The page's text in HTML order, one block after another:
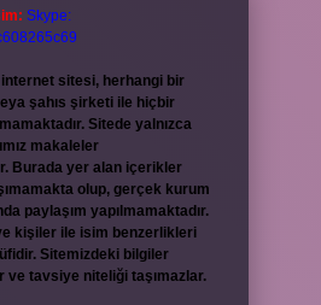
Skype:
internet sitesi, herhangi bir
şahıs şirketi ile hiçbir
Sitede yalnızca
makaleler
Burada yer alan içerikler
olup, gerçek kurum
paylaşım yapılmamaktadır.
kişiler ile isim benzerlikleri
Sitemizdeki bilgiler
ve tavsiye niteliği taşımazlar.